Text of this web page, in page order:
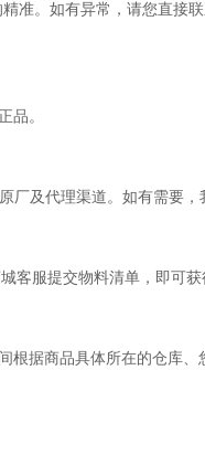
准。如有异常，请您直接
品。
及代理渠道。如有需要，
客服提交物料清单，即可获
据商品具体所在的仓库、